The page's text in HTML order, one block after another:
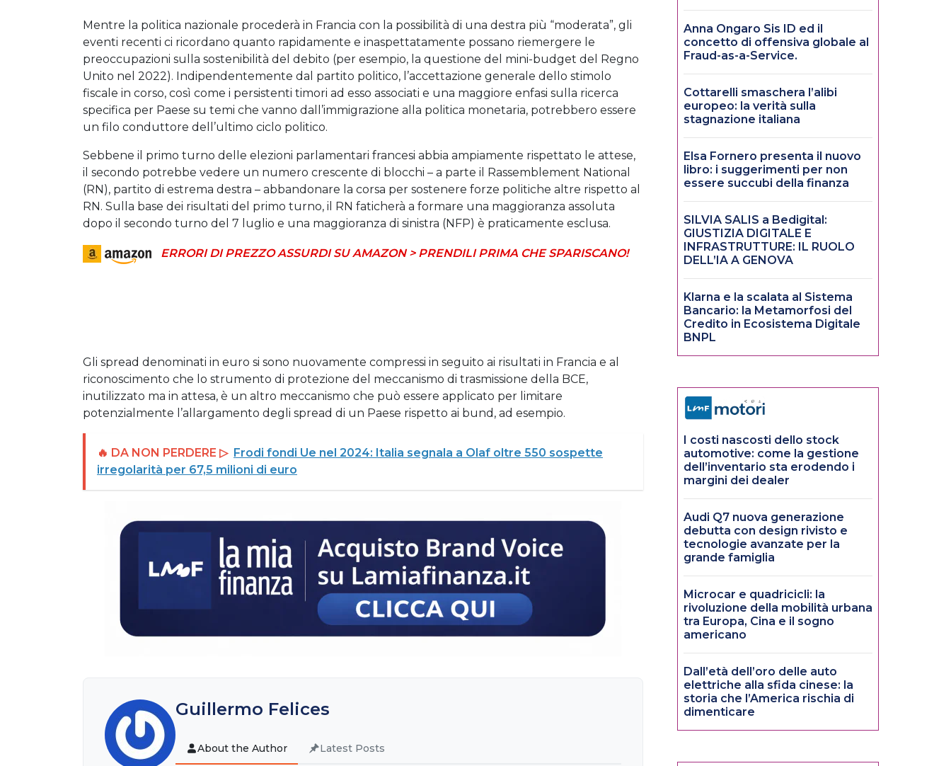
Mentre la politica nazionale procederà in Francia con la possibilità di una destra più “moderata”, gli
eventi recenti ci ricordano quanto rapidamente e inaspettatamente possano riemergere le
preoccupazioni sulla sostenibilità del debito (per esempio, la questione del mini-budget del Regno
Unito nel 2022). Indipendentemente dal partito politico, l’accettazione generale dello stimolo
fiscale in corso, così come i persistenti timori ad esso associati e una maggiore enfasi sulla ricerca
specifica per Paese su temi che vanno dall’immigrazione alla politica monetaria, potrebbero essere
un filo conduttore dell’ultimo ciclo politico.
Sebbene il primo turno delle elezioni parlamentari francesi abbia ampiamente rispettato le attese,
il secondo potrebbe vedere un numero crescente di blocchi – a parte il Rassemblement National
(RN), partito di estrema destra – abbandonare la corsa per sostenere forze politiche altre rispetto al
RN. Sulla base dei risultati del primo turno, il RN faticherà a formare una maggioranza assoluta
dopo il secondo turno del 7 luglio e una maggioranza di sinistra (NFP) è praticamente esclusa.
ERRORI DI PREZZO ASSURDI SU AMAZON > PRENDILI PRIMA CHE SPARISCANO!
Gli spread denominati in euro si sono nuovamente compressi in seguito ai risultati in Francia e al
riconoscimento che lo strumento di protezione del meccanismo di trasmissione della BCE,
inutilizzato ma in attesa, è un altro meccanismo che può essere applicato per limitare
potenzialmente l’allargamento degli spread di un Paese rispetto ai bund, ad esempio.
🔥 DA NON PERDERE ▷ Frodi fondi Ue nel 2024: Italia segnala a Olaf oltre 550 sospette
irregolarità per 67,5 milioni di euro
Guillermo Felices
About the Author Latest Posts
Anna Ongaro Sis ID ed il
concetto di offensiva globale al
Fraud-as-a-Service.
Cottarelli smaschera l’alibi
europeo: la verità sulla
stagnazione italiana
Elsa Fornero presenta il nuovo
libro: i suggerimenti per non
essere succubi della finanza
SILVIA SALIS a Bedigital:
GIUSTIZIA DIGITALE E
INFRASTRUTTURE: IL RUOLO
DELL’IA A GENOVA
Klarna e la scalata al Sistema
Bancario: la Metamorfosi del
Credito in Ecosistema Digitale
BNPL
I costi nascosti dello stock
automotive: come la gestione
dell’inventario sta erodendo i
margini dei dealer
Audi Q7 nuova generazione
debutta con design rivisto e
tecnologie avanzate per la
grande famiglia
Microcar e quadricicli: la
rivoluzione della mobilità urbana
tra Europa, Cina e il sogno
americano
Dall’età dell’oro delle auto
elettriche alla sfida cinese: la
storia che l’America rischia di
dimenticare